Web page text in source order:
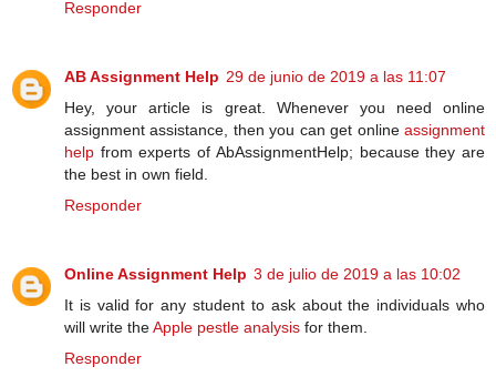
Responder
AB Assignment Help 29 de junio de 2019 a las 11:07
Hey, your article is great. Whenever you need online
assignment assistance, then you can get online assignment
help from experts of AbAssignmentHelp; because they are
the best in own field.
Responder
Online Assignment Help 3 de julio de 2019 a las 10:02
It is valid for any student to ask about the individuals who
will write theApple pestle analysis for them.
Responder